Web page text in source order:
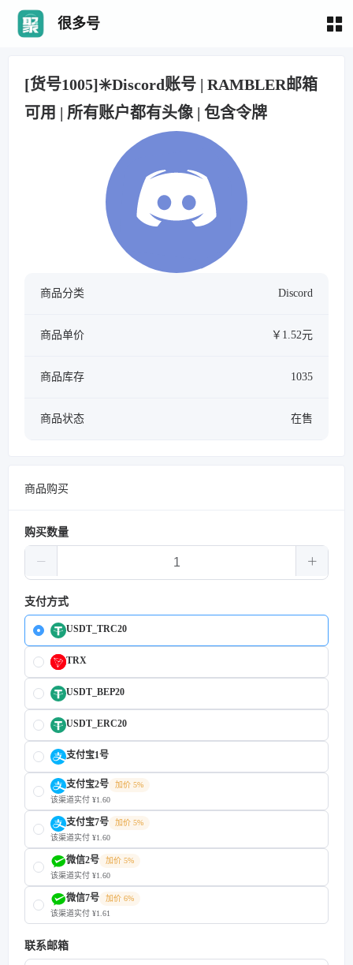
很多号
[货号1005]✳️Discord账号 | RAMBLER邮箱
可用 | 所有账户都有头像 | 包含令牌
商品分类 Discord
商品单价 ￥1.52元
商品库存 1035
商品状态 在售
商品购买
购买数量
支付方式
USDT_TRC20
TRX
USDT_BEP20
USDT_ERC20
支付宝1号
支付宝2号
加价 5%
该渠道实付 ¥1.60
支付宝7号
加价 5%
该渠道实付 ¥1.60
微信2号
加价 5%
该渠道实付 ¥1.60
微信7号
加价 6%
该渠道实付 ¥1.61
联系邮箱